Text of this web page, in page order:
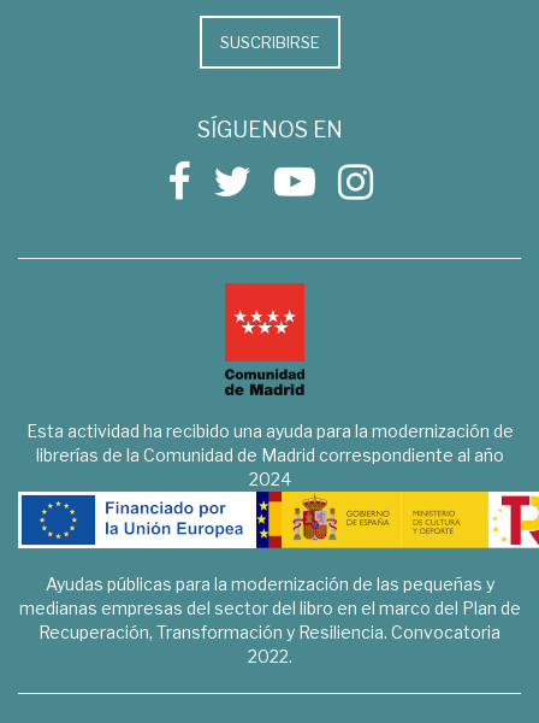
SUSCRIBIRSE
SÍGUENOS EN
Esta actividad ha recibido una ayuda para la modernización de
librerías de la Comunidad de Madrid correspondiente al año
2024
Ayudas públicas para la modernización de las pequeñas y
medianas empresas del sector del libro en el marco del Plan de
Recuperación, Transformación y Resiliencia. Convocatoria
2022.